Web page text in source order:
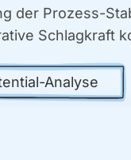
der Pro­zess-
Schlag­kraft
Ana­ly­se